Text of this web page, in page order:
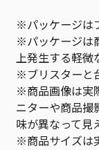
※パッケージは
※パッケージは
上発生する軽微
※ブリスターと
※商品画像は実
ニターや商品撮
味が異なって見
※商品サイズは